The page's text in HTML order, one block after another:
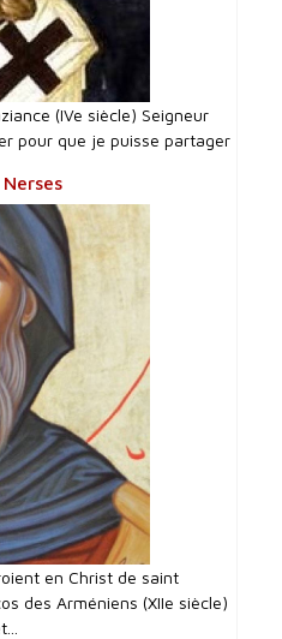
(IVe siècle) Seigneur
pour que je puisse partager
en Christ de saint
des Arméniens (XIIe siècle)